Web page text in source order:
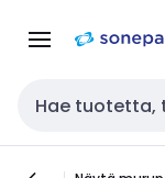
navigointiin
Haku